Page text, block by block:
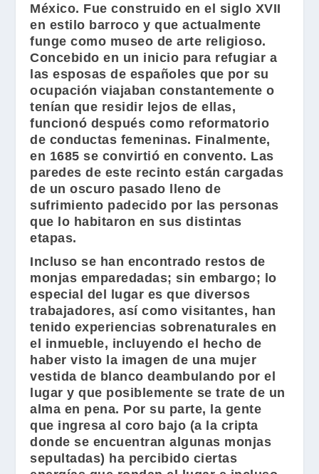
México. Fue construido en el siglo XVII
en estilo barroco y que actualmente
funge como museo de arte religioso.
Concebido en un inicio para refugiar a
las esposas de españoles que por su
ocupación viajaban constantemente o
tenían que residir lejos de ellas,
funcionó después como reformatorio
de conductas femeninas. Finalmente,
en 1685 se convirtió en convento. Las
paredes de este recinto están cargadas
de un oscuro pasado lleno de
sufrimiento padecido por las personas
que lo habitaron en sus distintas
etapas.
Incluso se han encontrado restos de
monjas emparedadas; sin embargo; lo
especial del lugar es que diversos
trabajadores, así como visitantes, han
tenido experiencias sobrenaturales en
el inmueble, incluyendo el hecho de
haber visto la imagen de una mujer
vestida de blanco deambulando por el
lugar y que posiblemente se trate de un
alma en pena. Por su parte, la gente
que ingresa al coro bajo (a la cripta
donde se encuentran algunas monjas
sepultadas) ha percibido ciertas